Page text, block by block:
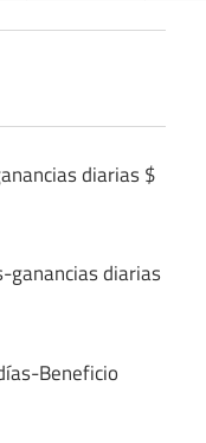
diarias $
diarias
Beneficio